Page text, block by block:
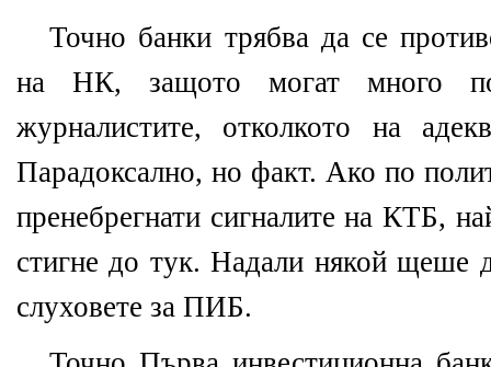
Точно банки трябва да се
на НК, защото могат много
журналистите, отколкото на
Парадоксално, но факт. Ако по
пренебрегнати сигналите на КТБ,
стигне до тук. Надали някой щеше
слуховете за ПИБ.